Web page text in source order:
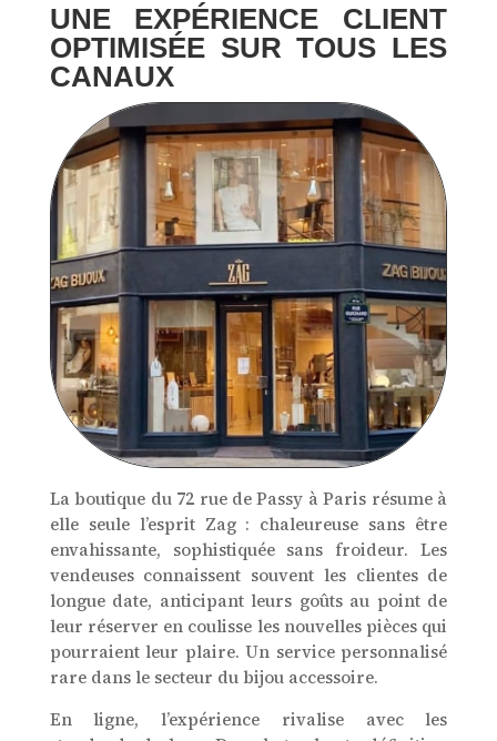
UNE EXPÉRIENCE CLIENT
OPTIMISÉE SUR TOUS LES
CANAUX
La boutique du 72 rue de Passy à Paris résume à
elle seule l’esprit Zag : chaleureuse sans être
envahissante, sophistiquée sans froideur. Les
vendeuses connaissent souvent les clientes de
longue date, anticipant leurs goûts au point de
leur réserver en coulisse les nouvelles pièces qui
pourraient leur plaire. Un service personnalisé
rare dans le secteur du bijou accessoire.
En ligne, l’expérience rivalise avec les